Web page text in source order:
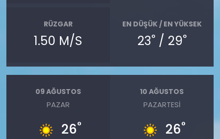
RÜZGAR
1.50 M/S
EN DÜŞÜK / EN YÜKSEK
23°/ 29°
09 AĞUSTOS
PAZAR
26°
10 AĞUSTOS
PAZARTESI
26°